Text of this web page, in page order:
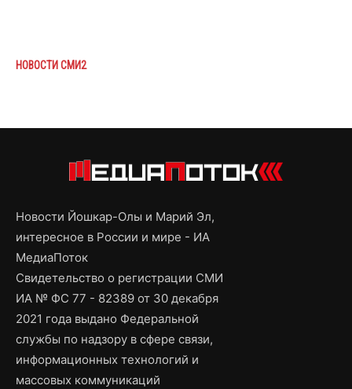
НОВОСТИ СМИ2
Новости Йошкар-Олы и Марий Эл,
интересное в России и мире - ИА
МедиаПоток
Свидетельство о регистрации СМИ
ИА № ФС 77 - 82389 от 30 декабря
2021 года выдано Федеральной
службы по надзору в сфере связи,
информационных технологий и
массовых коммуникаций